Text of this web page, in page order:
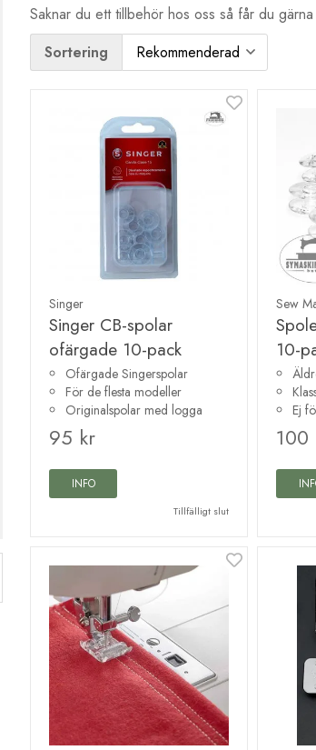
Saknar du ett tillbehör hos oss så får du
Sortering
Singer
Singer CB-spolar
ofärgade 10-pack
Ofärgade Singerspolar
För de flesta modeller
Originalspolar med logga
95 kr
INFO
Tillfälligt slut
Sew
10-
Ej
100